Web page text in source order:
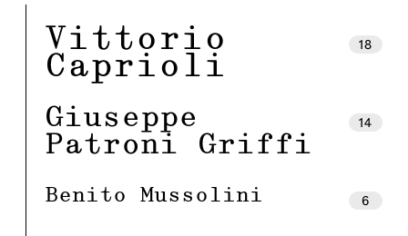
Vittorio
Caprioli
18
Giuseppe
Patroni Griffi
14
Benito Mussolini 6